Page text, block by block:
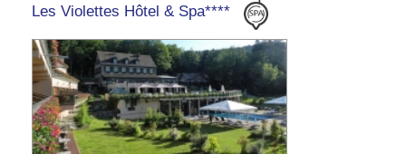
Les Violettes Hôtel & Spa****